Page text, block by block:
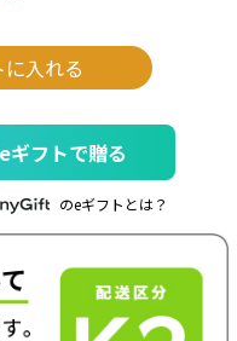
に入れる
ギフトで贈る
のeギフトとは？